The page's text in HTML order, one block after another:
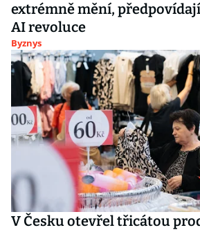
extrémně mění,
AI revoluce
Byznys
V Česku otevřel třicátou